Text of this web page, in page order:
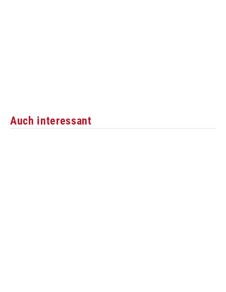
Auch interessant